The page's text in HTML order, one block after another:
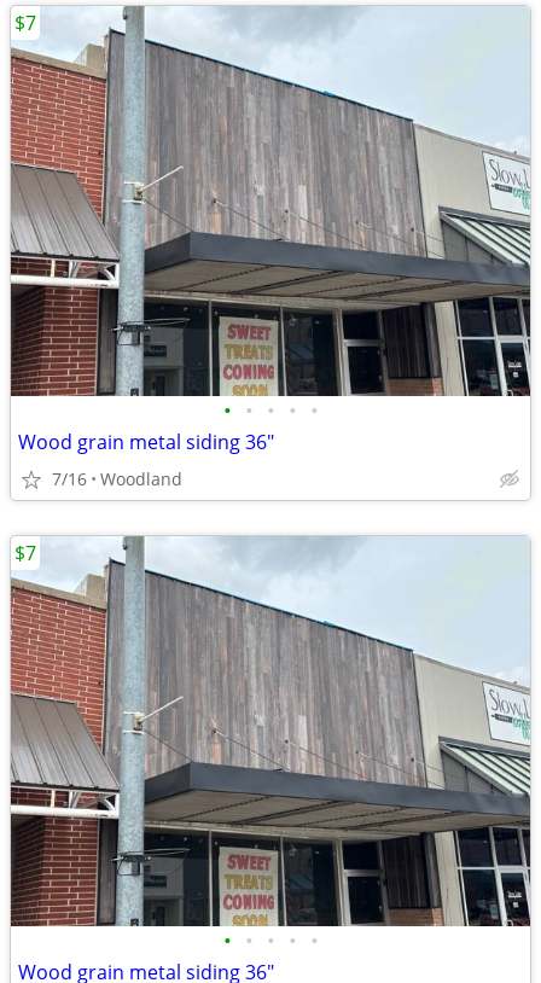
• • • • •
Wood grain metal siding 36"
7/16 Woodland
$7
• • • • •
Wood grain metal siding 36"
$7